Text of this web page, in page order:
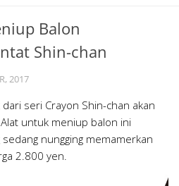
Balon
Shin-chan
2017
seri Crayon Shin-chan akan
untuk meniup balon ini
nungging memamerkan
2.800 yen.